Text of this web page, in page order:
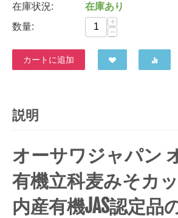
在庫状況:
在庫あり
数量:
+
−
カートに追加
説明
オーサワジャパン
有機立科麦みそカ
内産有機JAS認定品